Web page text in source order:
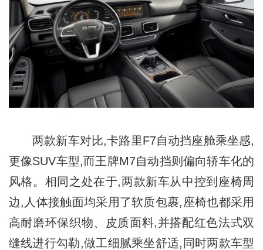
两款新车对比,卡路里F7自动挡座舱乘坐感,
更像SUV车型,而王牌M7自动挡则偏向轿车化的
风格。相同之处在于,两款新车从中控到座椅周
边,人体接触面均采用了软质包裹,座椅也都采用
高耐磨环保织物、皮质面料,并搭配红色法式双
缝线进行勾勒,做工细腻乘坐舒适,同时两款车型